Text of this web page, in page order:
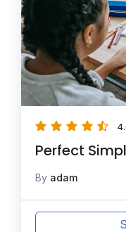
Perfect
By adam